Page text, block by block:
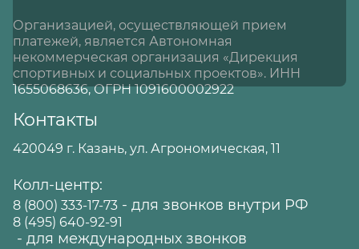
Организацией, осуществляющей прием
платежей, является Автономная
некоммерческая организация «Дирекция
спортивных и социальных проектов». ИНН
1655068636, ОГРН 1091600002922
Контакты
420049 г. Казань, ул. Агрономическая, 11
Колл-центр:
8 (800) 333-17-73 - для звонков внутри РФ
8 (495) 640-92-91
- для международных звонков